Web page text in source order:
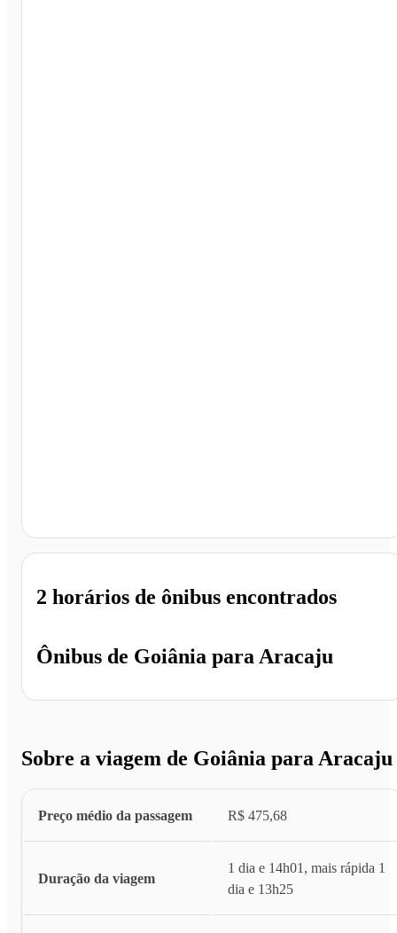
Ônibus de Goiânia para Aracaju
2 horários de ônibus encontrados
Sobre a viagem de Goiânia para Aracaju
Preço médio da passagem R$ 475,68
Duração da viagem
1 dia e 14h01, mais rápida 1
dia e 13h25